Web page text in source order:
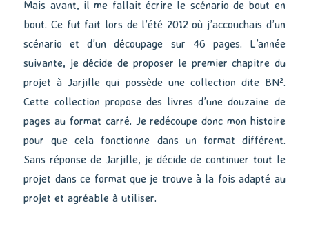
Mais avant, il me fallait écrire le scénario de bout en
bout. Ce fut fait lors de l’été 2012 où j’accouchais d’un
scénario et d’un découpage sur 46 pages. L’année
suivante, je décide de proposer le premier chapitre du
projet à Jarjille qui possède une collection dite BN².
Cette collection propose des livres d’une douzaine de
pages au format carré. Je redécoupe donc mon histoire
pour que cela fonctionne dans un format différent.
Sans réponse de Jarjille, je décide de continuer tout le
projet dans ce format que je trouve à la fois adapté au
projet et agréable à utiliser.